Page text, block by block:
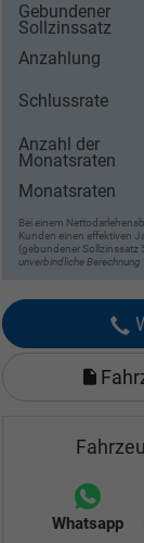
Gebundener
Sollzinssatz
Anzahlung
Schlussrate
Anzahl der
Monatsraten
Monatsraten
Bei einem
Kunden einen effektiven
(gebundener Sollzinssatz
unverbindliche Berechnung
Whatsapp